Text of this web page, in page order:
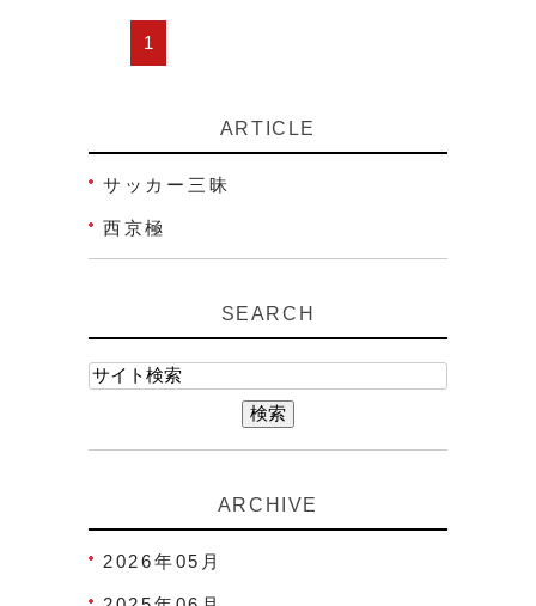
1
ARTICLE
サッカー三昧
西京極
SEARCH
ARCHIVE
2026年05月